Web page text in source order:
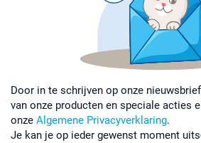
Door in te schrijven op onze
van onze producten en speciale acties
onze Algemene Privacyverklaring.
Je kan je op ieder gewenst moment